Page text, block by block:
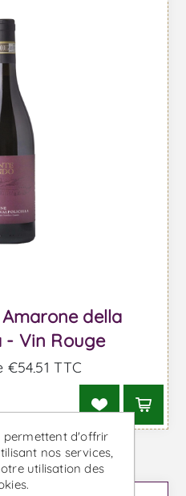
della
- Vin Rouge
TTC
permettent d'offrir
nos services,
utilisation des